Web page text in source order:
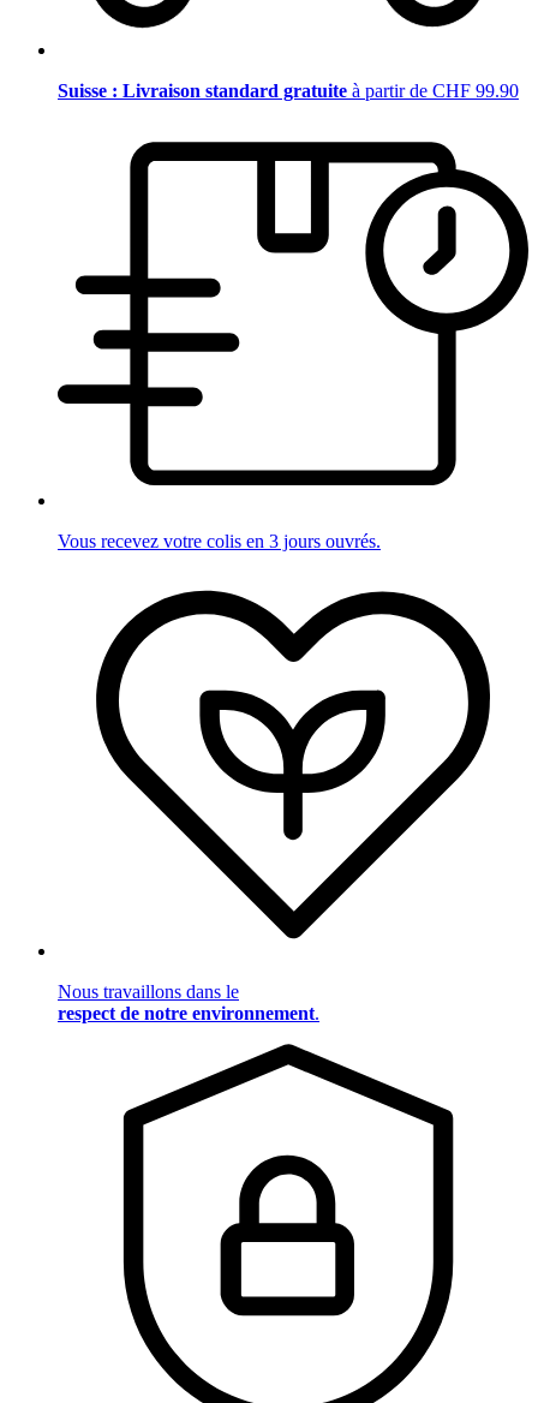
Suisse : Livraison standard gratuite à partir de CHF 99.90
Vous recevez votre colis en 3 jours ouvrés.
Nous travaillons dans le
respect de notre environnement.